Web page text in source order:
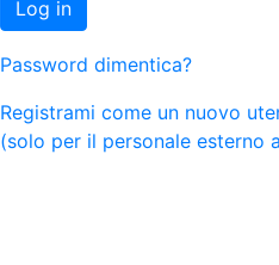
Log in
Password dimentica?
Registrami come un nuovo
(solo per il personale esterno